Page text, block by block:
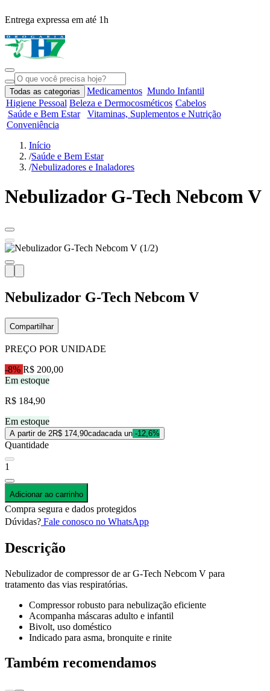
Entrega expressa em até 1h
Todas as categorias Medicamentos Mundo Infantil
Higiene Pessoal Beleza e Dermocosméticos Cabelos
Saúde e Bem Estar
Vitaminas, Suplementos e Nutrição
Conveniência
Início
/Saúde e Bem Estar
/Nebulizadores e Inaladores
Nebulizador G-Tech Nebcom V
Nebulizador G-Tech Nebcom V
Compartilhar
PREÇO POR UNIDADE
-8% R$ 200,00
Em estoque
R$ 184,90
Em estoque
A partir de 2R$ 174,90cadacada un -12,6%
Quantidade
1
Adicionar ao carrinho
Compra segura e dados protegidos
Dúvidas? Fale conosco no WhatsApp
Descrição
Nebulizador de compressor de ar G-Tech Nebcom V para
tratamento das vias respiratórias.
Compressor robusto para nebulização eficiente
Acompanha máscaras adulto e infantil
Bivolt, uso doméstico
Indicado para asma, bronquite e rinite
Também recomendamos